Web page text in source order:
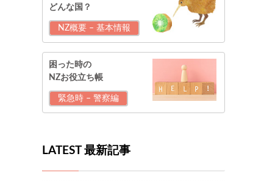
どんな国？
NZ概要 – 基本情報
困った時の
NZお役立ち帳
緊急時 – 警察編
LATEST 最新記事